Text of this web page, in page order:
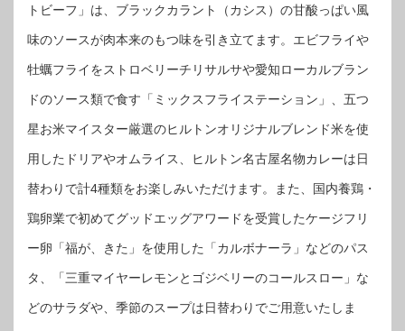
トビーフ」は、ブラックカラント（カシス）の甘酸っぱい風
味のソースが肉本来のもつ味を引き立てます。エビフライや
牡蠣フライをストロベリーチリサルサや愛知ローカルブラン
ドのソース類で食す「ミックスフライステーション」、五つ
星お米マイスター厳選のヒルトンオリジナルブレンド米を使
用したドリアやオムライス、ヒルトン名古屋名物カレーは日
替わりで計4種類をお楽しみいただけます。また、国内養鶏・
鶏卵業で初めてグッドエッグアワードを受賞したケージフリ
ー卵「福が、きた」を使用した「カルボナーラ」などのパス
タ、「三重マイヤーレモンとゴジベリーのコールスロー」な
どのサラダや、季節のスープは日替わりでご用意いたしま